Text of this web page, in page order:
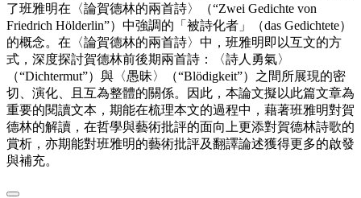
了班雅明在〈論賀德林的兩首詩〉（“Zwei Gedichte von
Friedrich Hölderlin”）中強調的「被詩化者」（das Gedichtete）
的概念。在〈論賀德林的兩首詩〉中，班雅明即以互文的方
式，深度探討賀德林前後期兩首詩：〈詩人勇氣〉
（“Dichtermut”）與〈愚昧〉（“Blödigkeit”）之間所展現的密
切、演化、且互為整體的關係。因此，本論文擬以此篇文章為
重要的閱讀文本，期能在梳理本文的過程中，藉著班雅明對賀
德林的解讀，在哲學與藝術批評的面向上更添對賀德林詩歌的
賞析，亦期能對班雅明的藝術批評及翻譯論述獲得更多的啟發
與補充。